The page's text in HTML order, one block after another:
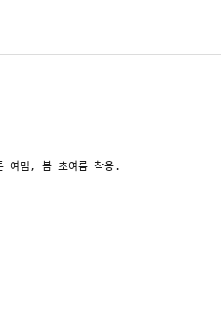
여밈, 봄 초여름 착용.